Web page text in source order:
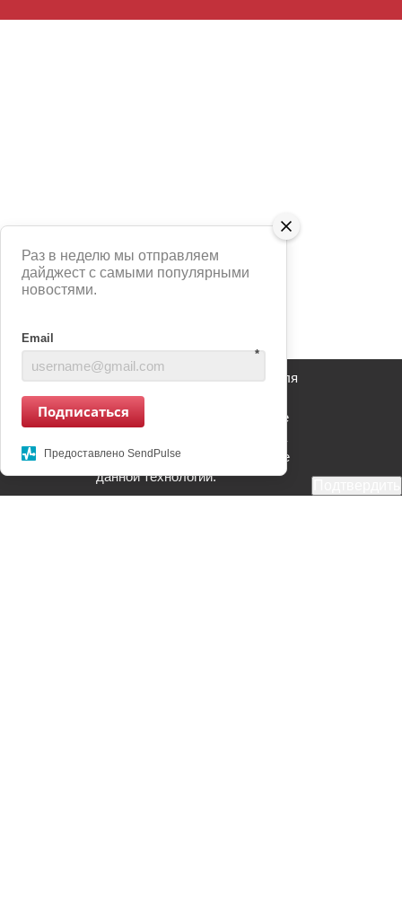
Раз в неделю мы отправляем
дайджест с самыми популярными
новостями.
Email
*
Подписаться
Предоставлено SendPulse
Сайт использует сервис Яндекс Метрика для
анализа взаимодействия пользователей с
информационным ресурсом. Продолжение
является Вашим согласием на применение
данной технологии.